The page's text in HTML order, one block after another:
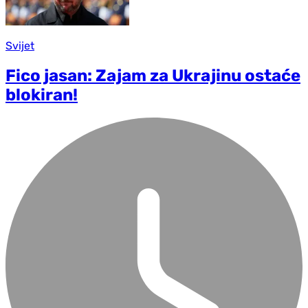
Svijet
Fico jasan: Zajam za Ukrajinu ostaće
blokiran!